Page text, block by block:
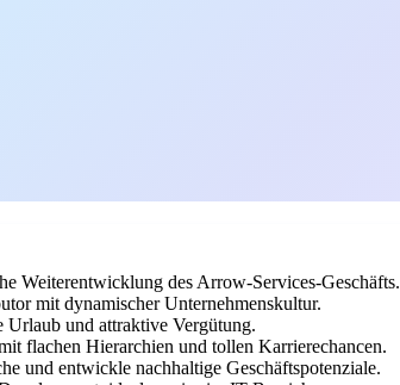
Weiterentwicklung des Arrow-Services-Geschäfts.
mit dynamischer Unternehmenskultur.
und attraktive Vergütung.
flachen Hierarchien und tollen Karrierechancen.
und entwickle nachhaltige Geschäftspotenziale.